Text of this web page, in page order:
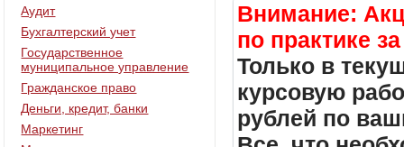
Внимание:
по практике
Только в
курсовую
рублей по
Аудит
Бухгалтерский учет
Государственное
муниципальное управление
Гражданское право
Деньги, кредит, банки
Маркетинг